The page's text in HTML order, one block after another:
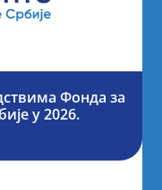
Фонда за
у 2026.